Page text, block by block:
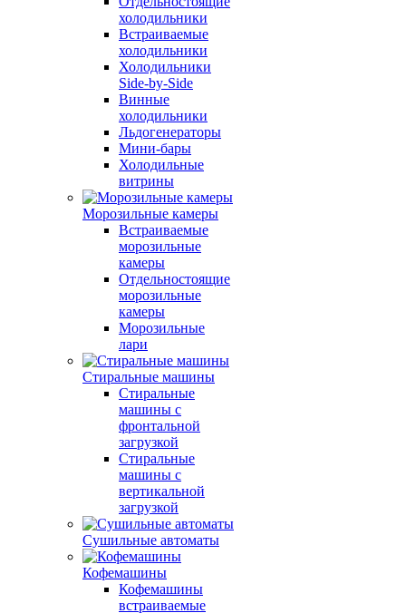
холодильники
Встраиваемые
холодильники
Холодильники
Side-by-Side
Винные
холодильники
Льдогенераторы
Мини-бары
Холодильные
витрины
Морозильные камеры
Встраиваемые
морозильные
камеры
Отдельностоящие
морозильные
камеры
Морозильные
лари
Стиральные машины
Стиральные
машины с
фронтальной
загрузкой
Стиральные
машины с
вертикальной
загрузкой
Сушильные автоматы
Кофемашины
Кофемашины
встраиваемые